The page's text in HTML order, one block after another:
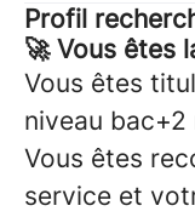
Profil
🚀 Vous êtes
Vous êtes
niveau bac+2
Vous êtes
service et